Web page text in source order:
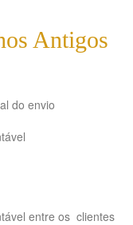
Antigos
do envio
entre os clientes